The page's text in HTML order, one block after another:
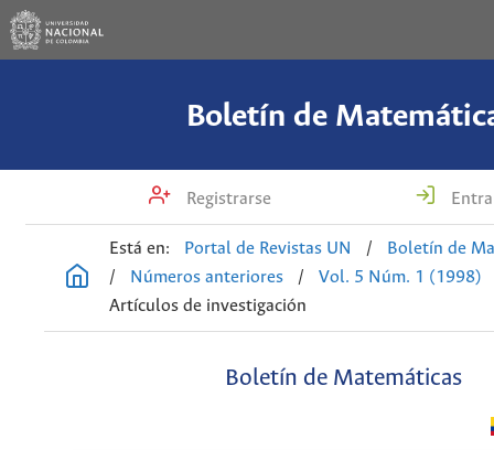
Boletín de
Registrarse
Está en: Portal de Revistas UN /
Boletín de
/
Números anteriores /
Vol. 5 Núm. 1 (1998)
Artículos de investigación
Boletín de Matemáticas